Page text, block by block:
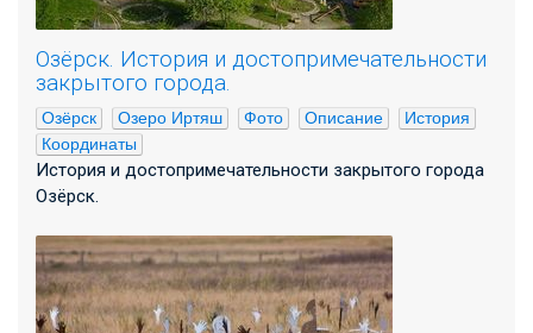
Озёрск. История и достопримечательности
закрытого города.
Озёрск Озеро Иртяш Фото Описание
История
Координаты
История и достопримечательности закрытого города
Озёрск.